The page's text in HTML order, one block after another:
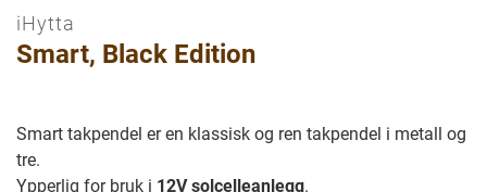
Gå
til
bilder
galleriet
iHytta
Smart, Black Edition
Smart takpendel er en klassisk og ren takpendel i metall og
tre.
Ypperlig for bruk i 12V solcelleanlegg.